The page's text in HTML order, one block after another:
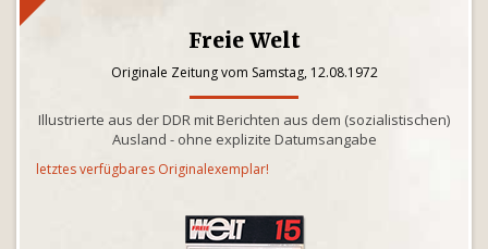
Freie Welt
Originale Zeitung vom Samstag, 12.08.1972
Illustrierte aus der DDR mit Berichten aus dem (sozialistischen)
Ausland - ohne explizite Datumsangabe
letztes verfügbares Originalexemplar!